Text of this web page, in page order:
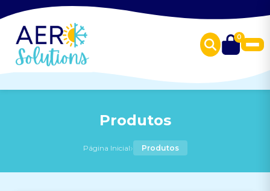
0
Produtos
Página Inicial› Produtos